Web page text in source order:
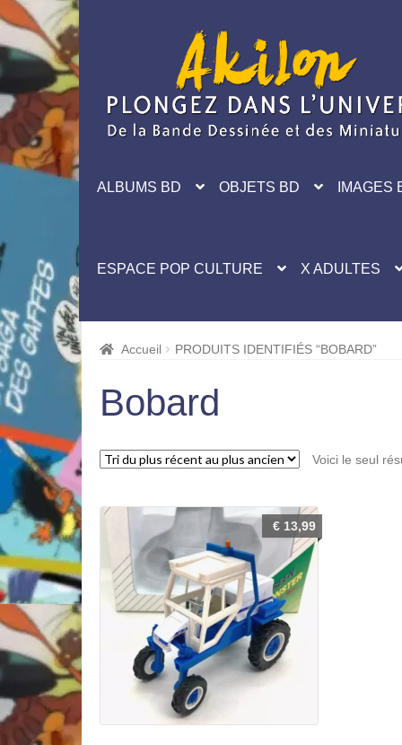
navigation
ALBUMS BD OBJETS BD IMAGES
ESPACE POP CULTURE X ADULTES
Accueil PRODUITS IDENTIFIÉS “BOBARD”
Bobard
Voici le seul
€13,99